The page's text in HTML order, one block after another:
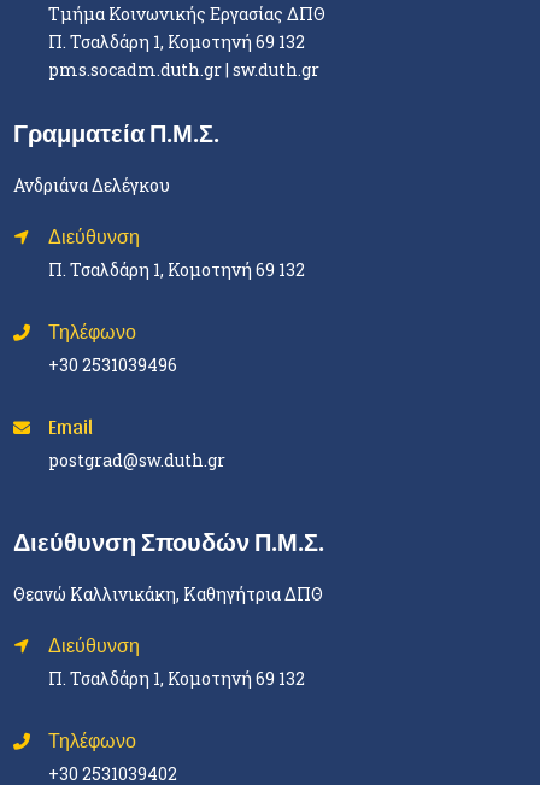
Τμήμα Κοινωνικής Εργασίας ΔΠΘ
Π. Τσαλδάρη 1, Κομοτηνή 69 132
pms.socadm.duth.gr| sw.duth.gr
Γραμματεία Π.Μ.Σ.
Ανδριάνα Δελέγκου
Διεύθυνση
Π. Τσαλδάρη 1, Κομοτηνή 69 132
Τηλέφωνο
+30 2531039496
Email
postgrad@sw.duth.gr
Διεύθυνση Σπουδών Π.Μ.Σ.
Θεανώ Καλλινικάκη, Καθηγήτρια ΔΠΘ
Διεύθυνση
Π. Τσαλδάρη 1, Κομοτηνή 69 132
Τηλέφωνο
+30 2531039402